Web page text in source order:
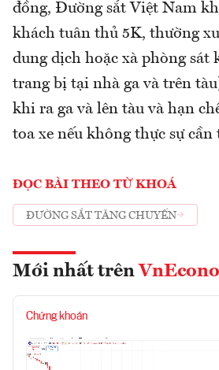
đồng, Đường sắt Việt Nam
khách tuân thủ 5K, thường
dung dịch hoặc xà phòng sát
trang bị tại nhà ga và trên
khi ra ga và lên tàu và hạn
toa xe nếu không thực sự cần
ĐỌC BÀI THEO TỪ KHOÁ
ĐƯỜNG SẮT TĂNG CHUYẾN
Mới nhất trên
Chứng khoán